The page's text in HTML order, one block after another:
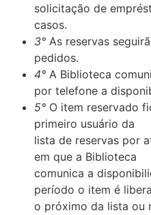
solicitação de
casos.
3° As reservas
pedidos.
4° A Biblioteca
por telefone a
5° O item reservado
primeiro usuário da
lista de reservas por
em que a Biblioteca
comunica a
período o item é
o próximo da lista ou